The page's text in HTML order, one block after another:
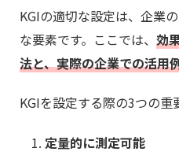
KGIの適切な設定は、企業
な要素です。ここでは、 効
法と、実際の企業での活用
KGIを設定する際の3つの重
定量的に測定可能